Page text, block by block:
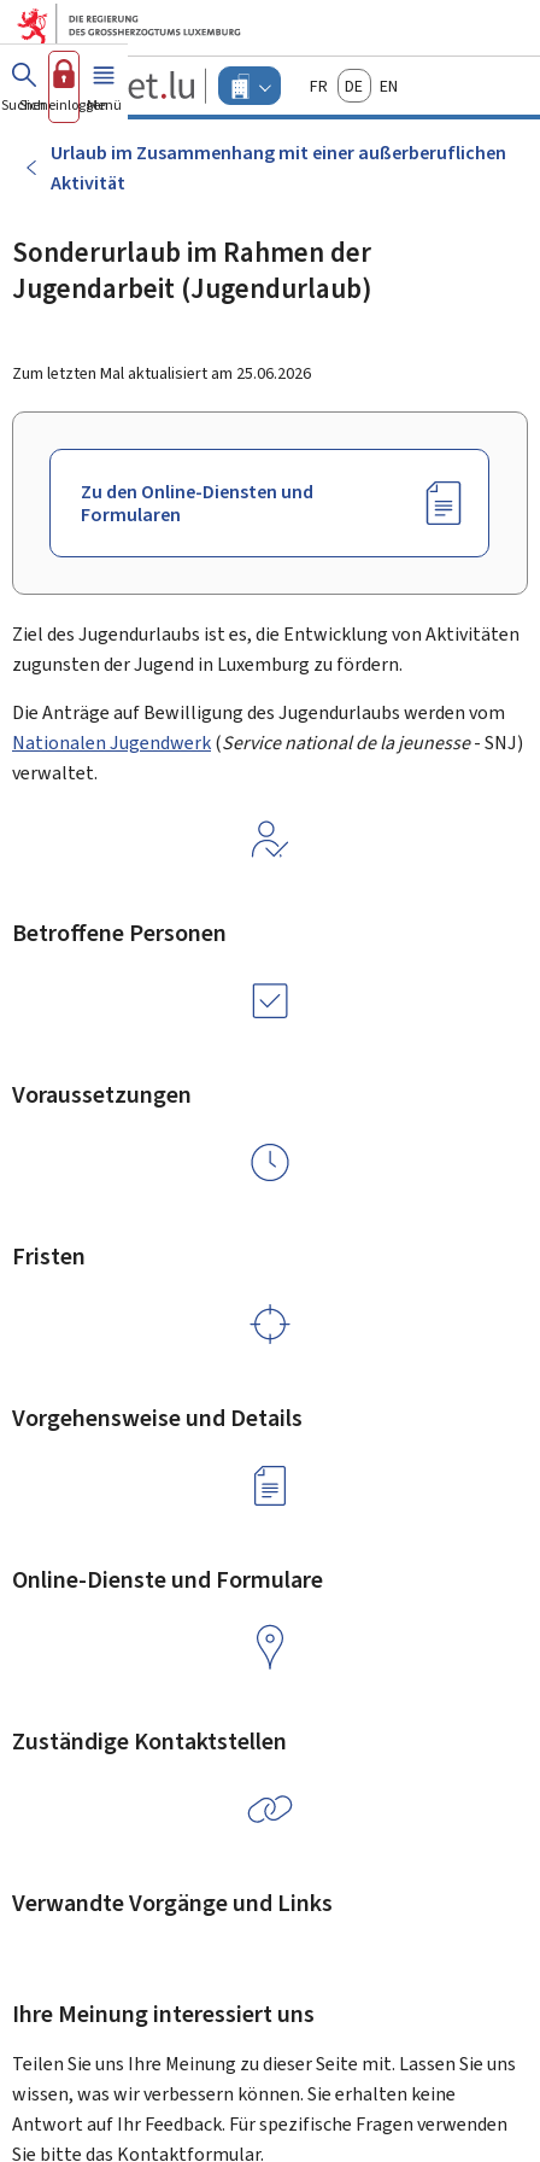
Zum Hauptmenü
Zum Inhalt
Guichet.lu
Changer
d'espace
Menu
FrançaisDeutschEnglish
Suchen
Sich einloggen
Menü Haupt-
Urlaub im Zusammenhang mit einer außerberuflichen
Aktivität
Sonderurlaub im Rahmen der
Jugendarbeit (Jugendurlaub)
Zum letzten Mal aktualisiert am 25.06.2026
Zu den Online-Diensten und
Formularen
Ziel des Jugendurlaubs ist es, die Entwicklung von Aktivitäten
zugunsten der Jugend in Luxemburg zu fördern.
Die Anträge auf Bewilligung des Jugendurlaubs werden vom
Nationalen Jugendwerk(Service national de la jeunesse- SNJ)
verwaltet.
Betroffene Personen
Voraussetzungen
Fristen
Vorgehensweise und Details
Online-Dienste und Formulare
Zuständige Kontaktstellen
Verwandte Vorgänge und Links
Ihre Meinung interessiert uns
Teilen Sie uns Ihre Meinung zu dieser Seite mit. Lassen Sie uns
wissen, was wir verbessern können. Sie erhalten keine
Antwort auf Ihr Feedback. Für spezifische Fragen verwenden
Sie bitte das Kontaktformular.